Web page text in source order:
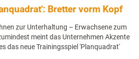
Bretter vorm Kopf
zur Unterhaltung – Erwachsene zum
meint das Unternehmen Akzente
das neue Trainingsspiel 'Planquadrat'